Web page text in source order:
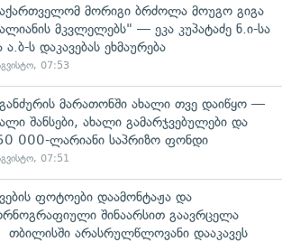
მორიგი ბრძოლა მოუგო გიგა
მკვლელებს" — ეკა კუპატაძე ნ.ი-სა
ა.ბ-ს დაკავებას ეხმაურება
07:53
მარათონში ახალი თვე დაიწყო —
შანსები, ახალი გამარჯვებულები და
000-ლარიანი საპრიზო ფონდი
07:51
ფოტოები დაამონტაჟა და
შინაარსით გაავრცელა
არასრულწლოვანი დააკავეს